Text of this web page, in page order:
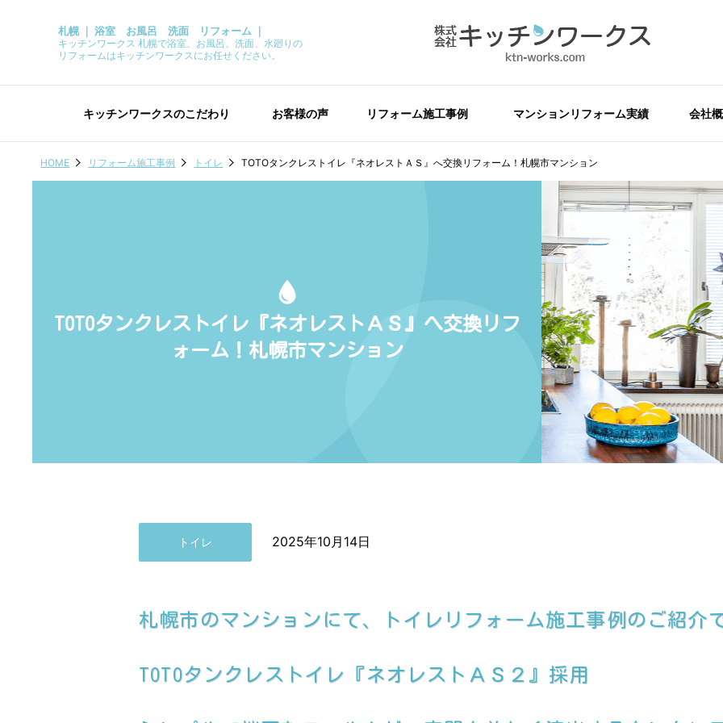
札幌 ｜ 浴室 お風呂 洗面 リフォーム ｜
キッチンワークス 札幌で浴室、お風呂、洗面、水廻りの
リフォームはキッチンワークスにお任せください。
キッチンワークスのこだわり お客様の声 リフォーム施工事例 マンションリフォーム実績 会社
HOME リフォーム施工事例 トイレ TOTOタンクレストイレ『ネオレストＡＳ』へ交換リフォーム！札幌市マンション
TOTOタンクレストイレ『ネオレストＡＳ』へ交換リフ
ォーム！札幌市マンション
トイレ 2025年10月14日
札幌市のマンションにて、トイレリフォーム施工事例のご紹介
TOTOタンクレストイレ『ネオレストＡＳ２』採用